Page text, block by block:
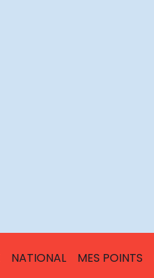
NATIONAL MES POINTS